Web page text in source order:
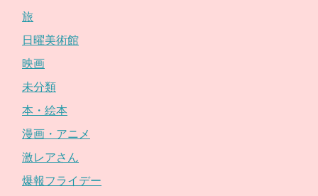
旅
日曜美術館
映画
未分類
本・絵本
漫画・アニメ
激レアさん
爆報フライデー